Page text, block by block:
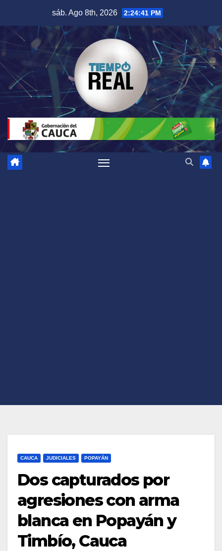
contenido
sáb. Ago 8th, 2026 2:24:42 PM
CAUCA JUDICIALES POPAYÁN
Dos capturados por
agresiones con arma
blanca en Popayán y
Timbío, Cauca